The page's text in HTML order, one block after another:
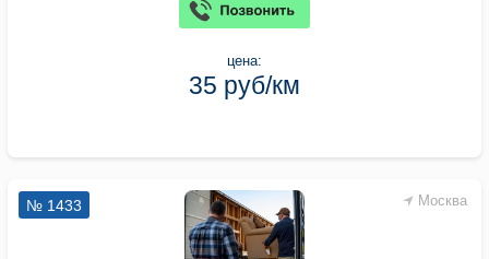
цена:
35 руб/км
Москва
№ 1433